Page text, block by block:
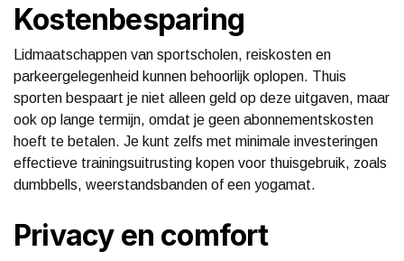
Kostenbesparing
Lidmaatschappen van sportscholen, reiskosten en
parkeergelegenheid kunnen behoorlijk oplopen. Thuis
sporten bespaart je niet alleen geld op deze uitgaven, maar
ook op lange termijn, omdat je geen abonnementskosten
hoeft te betalen. Je kunt zelfs met minimale investeringen
effectieve trainingsuitrusting kopen voor thuisgebruik, zoals
dumbbells, weerstandsbanden of een yogamat.
Privacy en comfort